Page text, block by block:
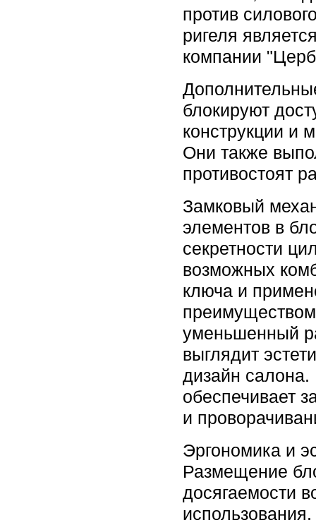
против
ригеля
компании
блокируют
конструкции и
Они также
противостоят
Замковый
элементов в
секретности
возможных
ключа и
преимуществом
уменьшенный
выглядит
дизайн салона.
обеспечивает
и
Эргономика и
Размещение
досягаемости